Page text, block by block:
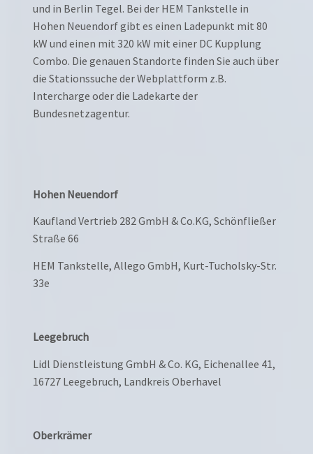
und in Berlin Tegel. Bei der HEM Tankstelle in
Hohen Neuendorf gibt es einen Ladepunkt mit 80
kW und einen mit 320 kW mit einer DC Kupplung
Combo. Die genauen Standorte finden Sie auch über
die Stationssuche der Webplattform z.B.
Intercharge oder die Ladekarte der
Bundesnetzagentur.
Hohen Neuendorf
Kaufland Vertrieb 282 GmbH & Co.KG, Schönfließer
Straße 66
HEM Tankstelle, Allego GmbH, Kurt-Tucholsky-Str.
33e
Leegebruch
Lidl Dienstleistung GmbH & Co. KG, Eichenallee 41,
16727 Leegebruch, Landkreis Oberhavel
Oberkrämer